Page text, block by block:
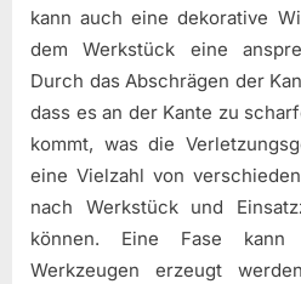
kann auch eine dekorative
dem Werkstück eine
Durch das Abschrägen der
dass es an der Kante zu
kommt, was die
eine Vielzahl von
nach Werkstück und
können. Eine Fase kann
Werkzeugen erzeugt